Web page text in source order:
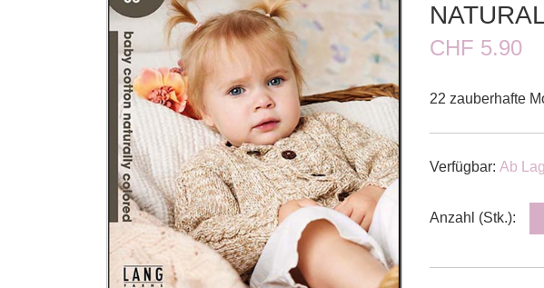
CHF 5.90
22 zauberhafte
Verfügbar:Ab
Anzahl (Stk.):